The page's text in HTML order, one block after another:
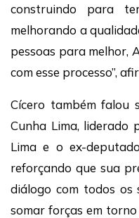
construindo para
melhorando a
pessoas para melhor,
com esse processo”,
Cícero também falou
Cunha Lima, liderado
Lima e o ex-
reforçando que sua
diálogo com todos os
somar forças em